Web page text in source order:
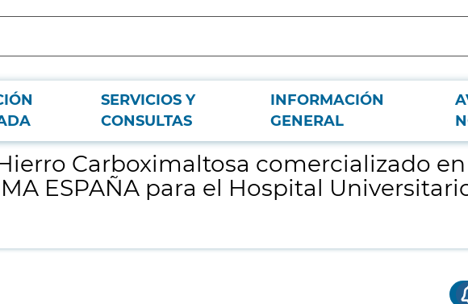
SERVICIOS Y
CONSULTAS
INFORMACIÓN
GENERAL
por el laboratorio VIFOR PHARMA ESPAÑA para el Hospital Universitario Puerta de
Carboximaltosa comercializado
ESPAÑA para el Hospital